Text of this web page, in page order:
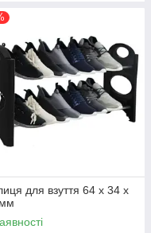
для взуття 64 х 34 х